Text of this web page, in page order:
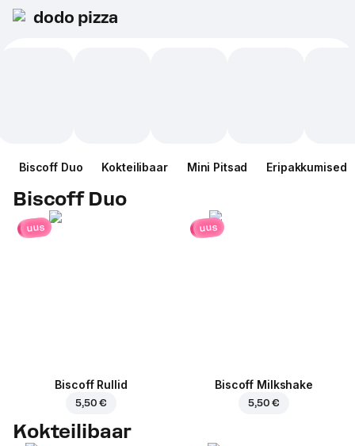
dodo pizza
Biscoff Duo Kokteilibaar Mini Pitsad Eripakkumised
Biscoff Duo
uus
Biscoff Rullid
5,50 €
uus
Biscoff Milkshake
5,50 €
Kokteilibaar